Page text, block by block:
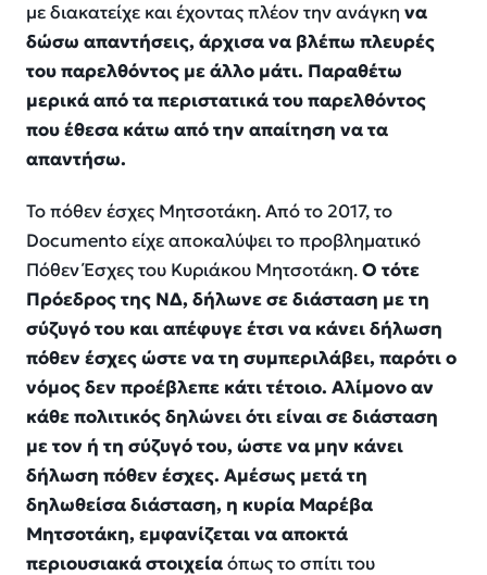
με διακατείχε και έχοντας πλέον την ανάγκη να
δώσω απαντήσεις, άρχισα να βλέπω πλευρές
του παρελθόντος με άλλο μάτι. Παραθέτω
μερικά από τα περιστατικά του παρελθόντος
που έθεσα κάτω από την απαίτηση να τα
απαντήσω.
Το πόθεν έσχες Μητσοτάκη. Από το 2017, το
Documento είχε αποκαλύψει το προβληματικό
Πόθεν Έσχες του Κυριάκου Μητσοτάκη.Ο τότε
Πρόεδρος της ΝΔ, δήλωνε σε διάσταση με τη
σύζυγό του και απέφυγε έτσι να κάνει δήλωση
πόθεν έσχες ώστε να τη συμπεριλάβει, παρότι ο
νόμος δεν προέβλεπε κάτι τέτοιο. Αλίμονο αν
κάθε πολιτικός δηλώνει ότι είναι σε διάσταση
με τον ή τη σύζυγό του, ώστε να μην κάνει
δήλωση πόθεν έσχες. Αμέσως μετά τη
δηλωθείσα διάσταση, η κυρία Μαρέβα
Μητσοτάκη, εμφανίζεται να αποκτά
περιουσιακά στοιχείαόπως το σπίτι του